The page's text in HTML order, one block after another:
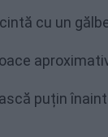
cu un
puțin